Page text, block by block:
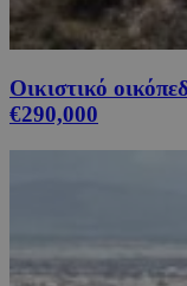
Οικιστικό
€290,000